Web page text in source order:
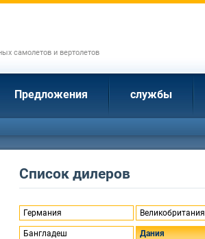
самолетов и вертолетов
Предложения службы
Список дилеров
Германия Великобритания
Бангладеш Дания